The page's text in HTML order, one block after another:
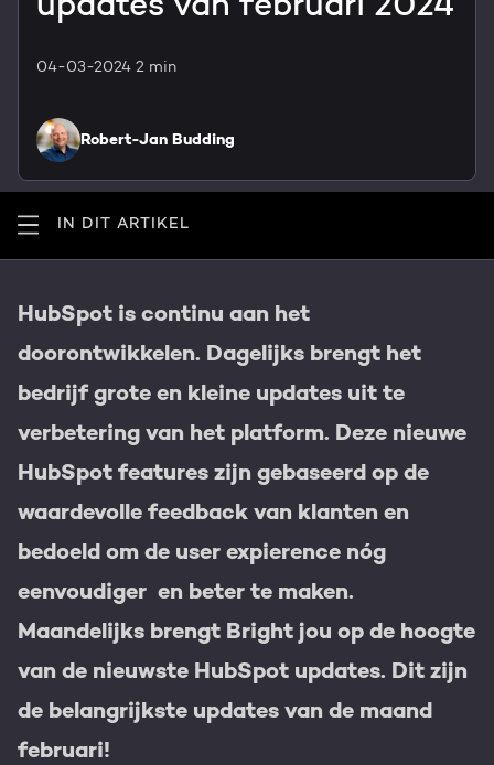
GROWTH SERVICES
Digital marketing
Content & design
AI services
WEBSITE SERVICES
HubSpot websites
Membership portals
Growth-driven design
Contact
Awards
Events & webinars
HubSpot video's
Kennisbank
PORTAL REVIEW
Haal alles uit je HubSpot licentie
Gratis portal scan
Nederlands Zoek
updates van februari 2024
04-03-2024 2 min
Robert-Jan Budding
IN DIT ARTIKEL
HubSpot is continu aan het
doorontwikkelen. Dagelijks brengt het
bedrijf grote en kleine updates uit te
verbetering van het platform. Deze nieuwe
HubSpot features zijn gebaseerd op de
waardevolle feedback van klanten en
bedoeld om de user expierence nóg
eenvoudiger en beter te maken.
Maandelijks brengt Bright jou op de hoogte
van de nieuwste HubSpot updates. Dit zijn
de belangrijkste updates van de maand
februari!